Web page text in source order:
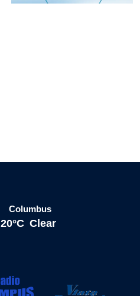
Columbus
20°C Clear